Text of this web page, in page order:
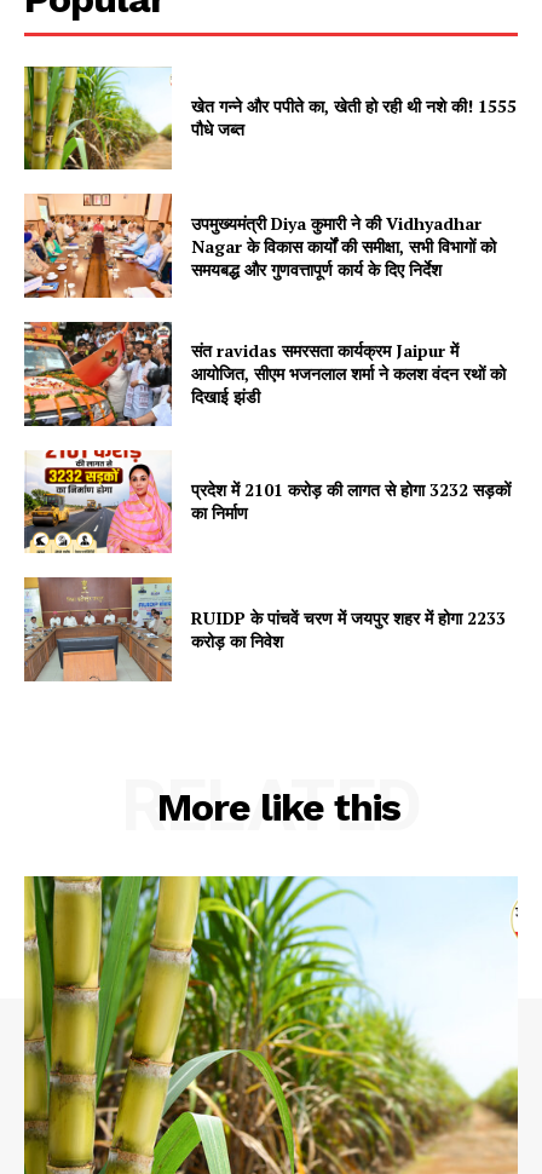
SUBSCRIBE NOW
Company
About
खेत गन्ने और पपीते का, खेती हो रही थी नशे की! 1555
पौधे जब्त
उपमुख्यमंत्री Diya कुमारी ने की Vidhyadhar
Nagar के विकास कार्यों की समीक्षा, सभी विभागों को
समयबद्ध और गुणवत्तापूर्ण कार्य के दिए निर्देश
संत ravidas समरसता कार्यक्रम Jaipur में
आयोजित, सीएम भजनलाल शर्मा ने कलश वंदन रथों को
दिखाई झंडी
प्रदेश में 2101 करोड़ की लागत से होगा 3232 सड़कों
का निर्माण
RUIDP के पांचवें चरण में जयपुर शहर में होगा 2233
करोड़ का निवेश
More like this
RELATED